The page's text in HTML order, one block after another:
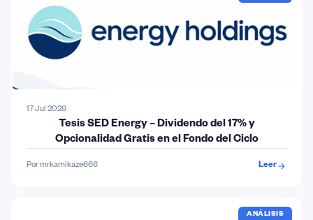
17 Jul 2026
Tesis SED Energy – Dividendo del 17% y
Opcionalidad Gratis en el Fondo del Ciclo
Por mrkamikaze666 Leer
ANÁLISIS